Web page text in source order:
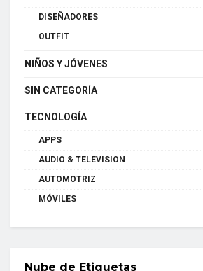
DISEÑADORES
OUTFIT
NIÑOS Y JÓVENES
SIN CATEGORÍA
TECNOLOGÍA
APPS
AUDIO & TELEVISION
AUTOMOTRIZ
MÓVILES
Nube de Etiquetas